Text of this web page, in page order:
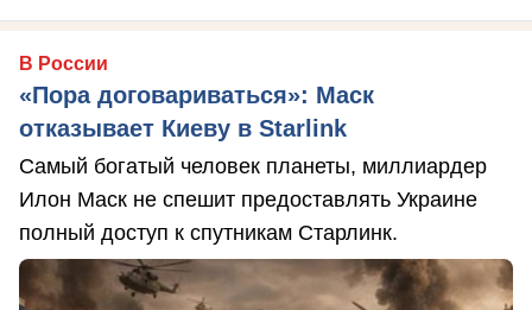
В России
«Пора договариваться»: Маск
отказывает Киеву в Starlink
Самый богатый человек планеты, миллиардер
Илон Маск не спешит предоставлять Украине
полный доступ к спутникам Старлинк.